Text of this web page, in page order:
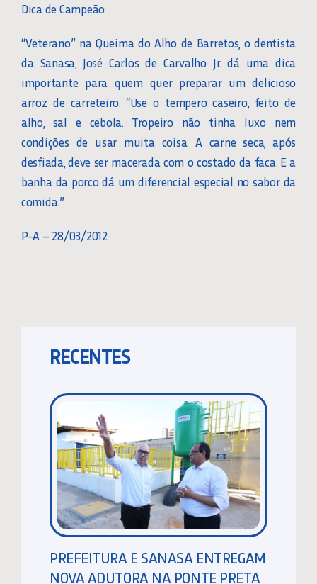
Dica de Campeão
“Veterano” na Queima do Alho de Barretos, o dentista
da Sanasa, José Carlos de Carvalho Jr. dá uma dica
importante para quem quer preparar um delicioso
arroz de carreteiro. “Use o tempero caseiro, feito de
alho, sal e cebola. Tropeiro não tinha luxo nem
condições de usar muita coisa. A carne seca, após
desfiada, deve ser macerada com o costado da faca. E a
banha da porco dá um diferencial especial no sabor da
comida.”
P-A – 28/03/2012
RECENTES
PREFEITURA E SANASA ENTREGAM
NOVA ADUTORA NA PONTE PRETA